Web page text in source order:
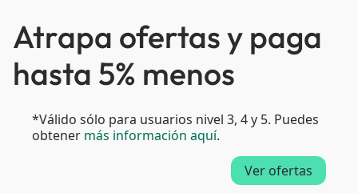
Atrapa ofertas y paga
hasta 5% menos
*Válido sólo para usuarios nivel 3, 4 y 5. Puedes
obtener más información aquí.
Ver ofertas